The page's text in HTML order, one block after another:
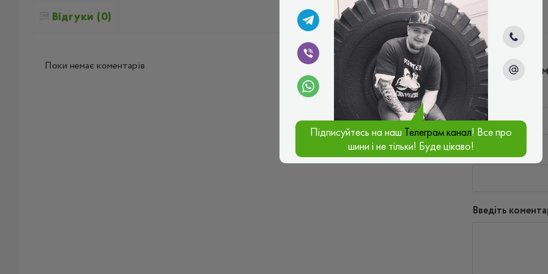
Відгуки (0)
Поки немає коментарів Написати
Ім'я*
Ваш e-mail*
Введіть
Підписуйтесь на наш Телеграм канал! Все про
шини і не тільки! Буде цікаво!